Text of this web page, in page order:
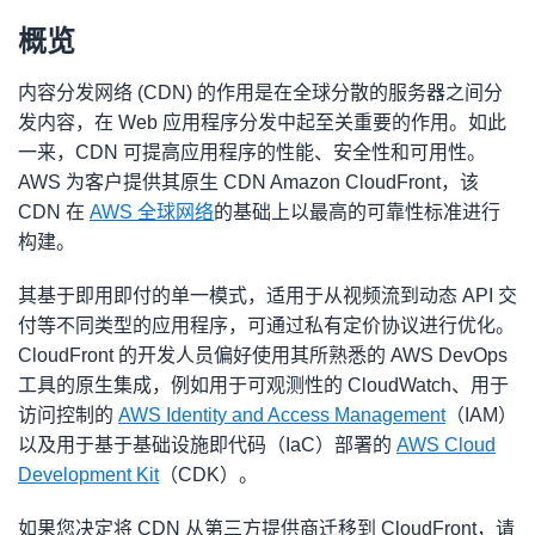
概览
内容分发网络 (CDN) 的作用是在全球分散的服务器之间分
发内容，在 Web 应用程序分发中起至关重要的作用。如此
一来，CDN 可提高应用程序的性能、安全性和可用性。
AWS 为客户提供其原生 CDN Amazon CloudFront，该
CDN 在 AWS 全球网络的基础上以最高的可靠性标准进行
构建。
其基于即用即付的单一模式，适用于从视频流到动态 API 交
付等不同类型的应用程序，可通过私有定价协议进行优化。
CloudFront 的开发人员偏好使用其所熟悉的 AWS DevOps
工具的原生集成，例如用于可观测性的 CloudWatch、用于
访问控制的 AWS Identity and Access Management（IAM）
以及用于基于基础设施即代码（IaC）部署的 AWS Cloud
Development Kit（CDK）。
如果您决定将 CDN 从第三方提供商迁移到 CloudFront，请